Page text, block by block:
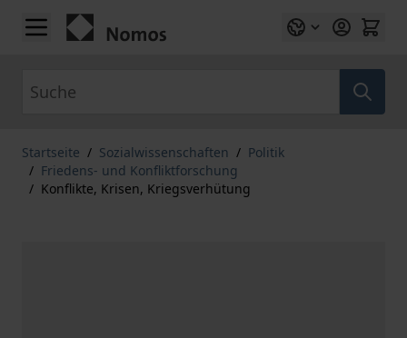
Zum Inhalt springen
Startseite / Sozialwissenschaften / Politik
/ Friedens- und Konfliktforschung
/ Konflikte, Krisen, Kriegsverhütung